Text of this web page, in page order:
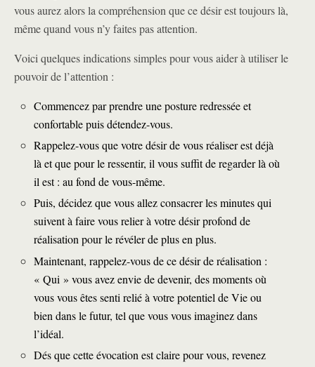
vous aurez alors la compréhension que ce désir est toujours là,
même quand vous n’y faites pas attention.
Voici quelques indications simples pour vous aider à utiliser le
pouvoir de l’attention :
Commencez par prendre une posture redressée et
confortable puis détendez-vous.
Rappelez-vous que votre désir de vous réaliser est déjà
là et que pour le ressentir, il vous suffit de regarder là où
il est : au fond de vous-même.
Puis, décidez que vous allez consacrer les minutes qui
suivent à faire vous relier à votre désir profond de
réalisation pour le révéler de plus en plus.
Maintenant, rappelez-vous de ce désir de réalisation :
« Qui » vous avez envie de devenir, des moments où
vous vous êtes senti relié à votrepotentiel de Vieou
bien dans le futur, tel que vous vous imaginez dans
l’idéal.
Dés que cette évocation est claire pour vous, revenez